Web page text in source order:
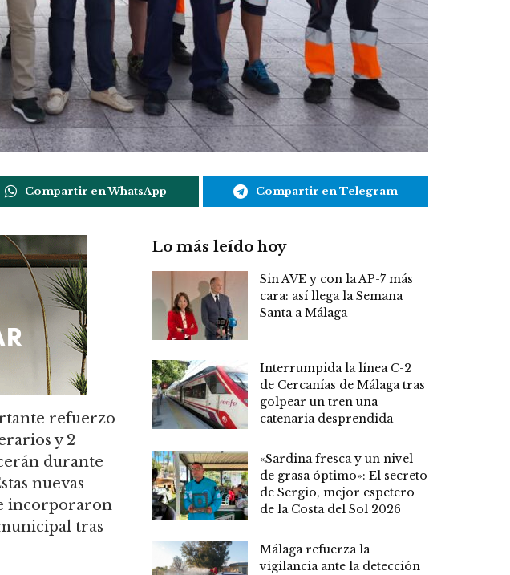
Compartir en WhatsApp Compartir en Telegram
refuerzo
y 2
durante
nuevas
incorporaron
tras
Lo más leído hoy
Sin AVE y con la AP-7 más
cara: así llega la Semana
Santa a Málaga
Interrumpida la línea C-2
de Cercanías de Málaga tras
golpear un tren una
catenaria desprendida
«Sardina fresca y un nivel
de grasa óptimo»: El secreto
de Sergio, mejor espetero
de la Costa del Sol 2026
Málaga refuerza la
vigilancia ante la detección